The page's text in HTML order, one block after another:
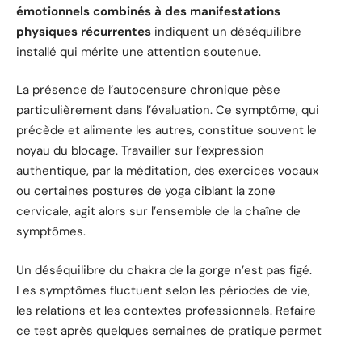
émotionnels combinés à des manifestations
physiques récurrentes indiquent un déséquilibre
installé qui mérite une attention soutenue.
La présence de l’autocensure chronique pèse
particulièrement dans l’évaluation. Ce symptôme, qui
précède et alimente les autres, constitue souvent le
noyau du blocage. Travailler sur l’expression
authentique, par la méditation, des exercices vocaux
ou certaines postures de yoga ciblant la zone
cervicale, agit alors sur l’ensemble de la chaîne de
symptômes.
Un déséquilibre du chakra de la gorge n’est pas figé.
Les symptômes fluctuent selon les périodes de vie,
les relations et les contextes professionnels. Refaire
ce test après quelques semaines de pratique permet